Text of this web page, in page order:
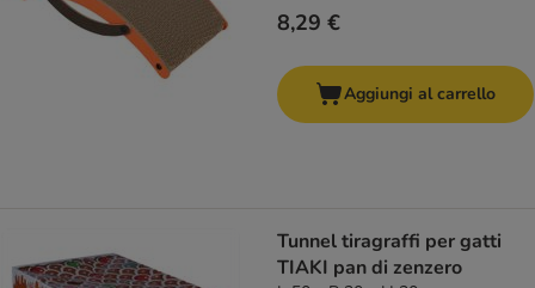
8,29 €
Aggiungi al carrello
Tunnel tiragraffi per gatti
TIAKI pan di zenzero